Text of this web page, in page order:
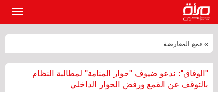
» قمع المعارضة
"الوفاق": ندعو ضيوف "حوار المنامة" لمطالبة النظام
بالتوقف عن القمع ورفض الحوار الداخلي